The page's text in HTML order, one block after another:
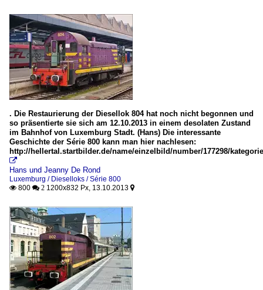
. Die Restaurierung der Diesellok 804 hat noch nicht begonnen und
so präsentierte sie sich am 12.10.2013 in einem desolaten Zustand
im Bahnhof von Luxemburg Stadt. (Hans) Die interessante
Geschichte der Série 800 kann man hier nachlesen:
http://hellertal.startbilder.de/name/einzelbild/number/177298/

Hans und Jeanny De Rond
Luxemburg / Dieselloks / Série 800
 800  2 1200x832 Px, 13.10.2013 